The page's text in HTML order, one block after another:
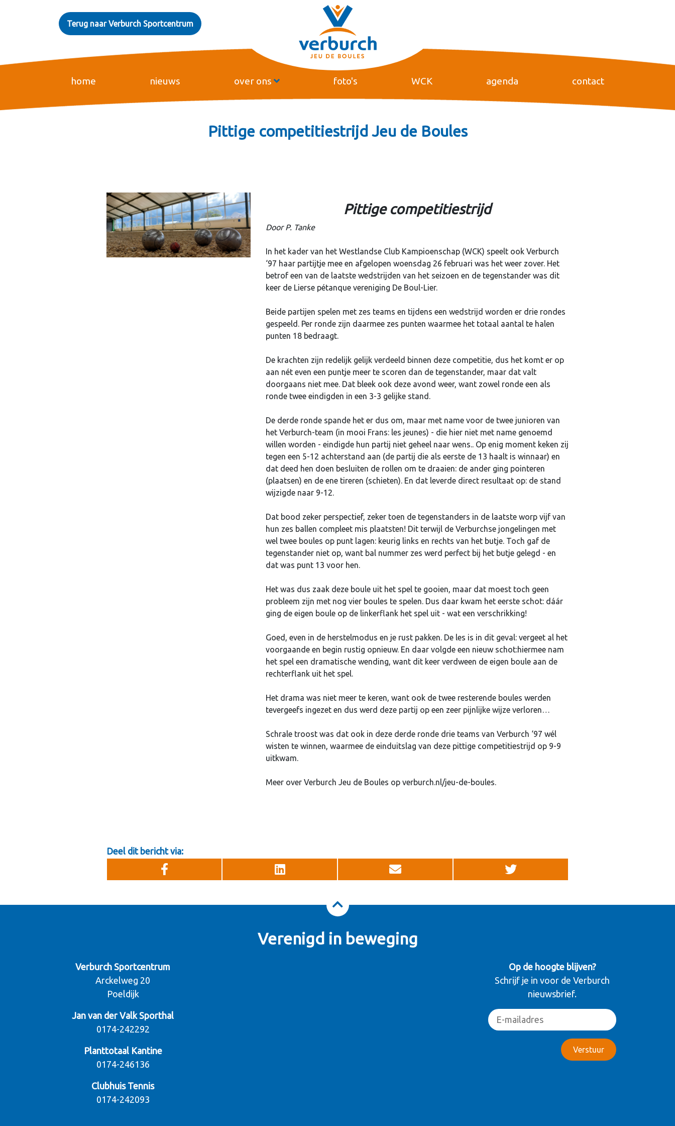
Terug naar Verburch Sportcentrum
home nieuws over ons foto's WCK agenda contact
Pittige competitiestrijd Jeu de Boules
Pittige competitiestrijd
Door P. Tanke
In het kader van het Westlandse Club Kampioenschap (WCK) speelt ook Verburch
‘97 haar partijtje mee en afgelopen woensdag 26 februari was het weer zover. Het
betrof een van de laatste wedstrijden van het seizoen en de tegenstander was dit
keer de Lierse pétanque vereniging De Boul-Lier.
Beide partijen spelen met zes teams en tijdens een wedstrijd worden er drie rondes
gespeeld. Per ronde zijn daarmee zes punten waarmee het totaal aantal te halen
punten 18 bedraagt.
De krachten zijn redelijk gelijk verdeeld binnen deze competitie, dus het komt er op
aan nét even een puntje meer te scoren dan de tegenstander, maar dat valt
doorgaans niet mee. Dat bleek ook deze avond weer, want zowel ronde een als
ronde twee eindigden in een 3-3 gelijke stand.
De derde ronde spande het er dus om, maar met name voor de twee junioren van
het Verburch-team (in mooi Frans: les jeunes) - die hier niet met name genoemd
willen worden - eindigde hun partij niet geheel naar wens.. Op enig moment keken zij
tegen een 5-12 achterstand aan (de partij die als eerste de 13 haalt is winnaar) en
dat deed hen doen besluiten de rollen om te draaien: de ander ging pointeren
(plaatsen) en de ene tireren (schieten). En dat leverde direct resultaat op: de stand
wijzigde naar 9-12.
Dat bood zeker perspectief, zeker toen de tegenstanders in de laatste worp vijf van
hun zes ballen compleet mis plaatsten! Dit terwijl de Verburchse jongelingen met
wel twee boules op punt lagen: keurig links en rechts van het butje. Toch gaf de
tegenstander niet op, want bal nummer zes werd perfect bij het butje gelegd - en
dat was punt 13 voor hen.
Het was dus zaak deze boule uit het spel te gooien, maar dat moest toch geen
probleem zijn met nog vier boules te spelen. Dus daar kwam het eerste schot: dáár
ging de eigen boule op de linkerflank het spel uit - wat een verschrikking!
Goed, even in de herstelmodus en je rust pakken. De les is in dit geval: vergeet al het
voorgaande en begin rustig opnieuw. En daar volgde een nieuw schot:hiermee nam
het spel een dramatische wending, want dit keer verdween de eigen boule aan de
rechterflank uit het spel.
Het drama was niet meer te keren, want ook de twee resterende boules werden
tevergeefs ingezet en dus werd deze partij op een zeer pijnlijke wijze verloren…
Schrale troost was dat ook in deze derde ronde drie teams van Verburch ‘97 wél
wisten te winnen, waarmee de einduitslag van deze pittige competitiestrijd op 9-9
uitkwam.
Meer over Verburch Jeu de Boules op verburch.nl/jeu-de-boules.
Deel dit bericht via:
Verenigd in beweging
Verburch Sportcentrum
Arckelweg 20
Poeldijk
Jan van der Valk Sporthal
0174-242292
Planttotaal Kantine
0174-246136
Clubhuis Tennis
0174-242093
Op de hoogte blijven?
Schrijf je in voor de Verburch
nieuwsbrief.